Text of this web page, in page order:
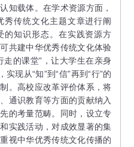
知载体。在学术资源方面，
秀传统文化主题文章进行阐
的知识形态。在实践资源方
共建中华优秀传统文化体验
走的课堂”，让大学生在亲身
现从“知”到“信”再到“行”的
。高校应改革评价体系，将
通识教育等方面的贡献纳入
的考量范畴。同时，设立专
实践活动，对成效显著的集
视中华优秀传统文化传播的